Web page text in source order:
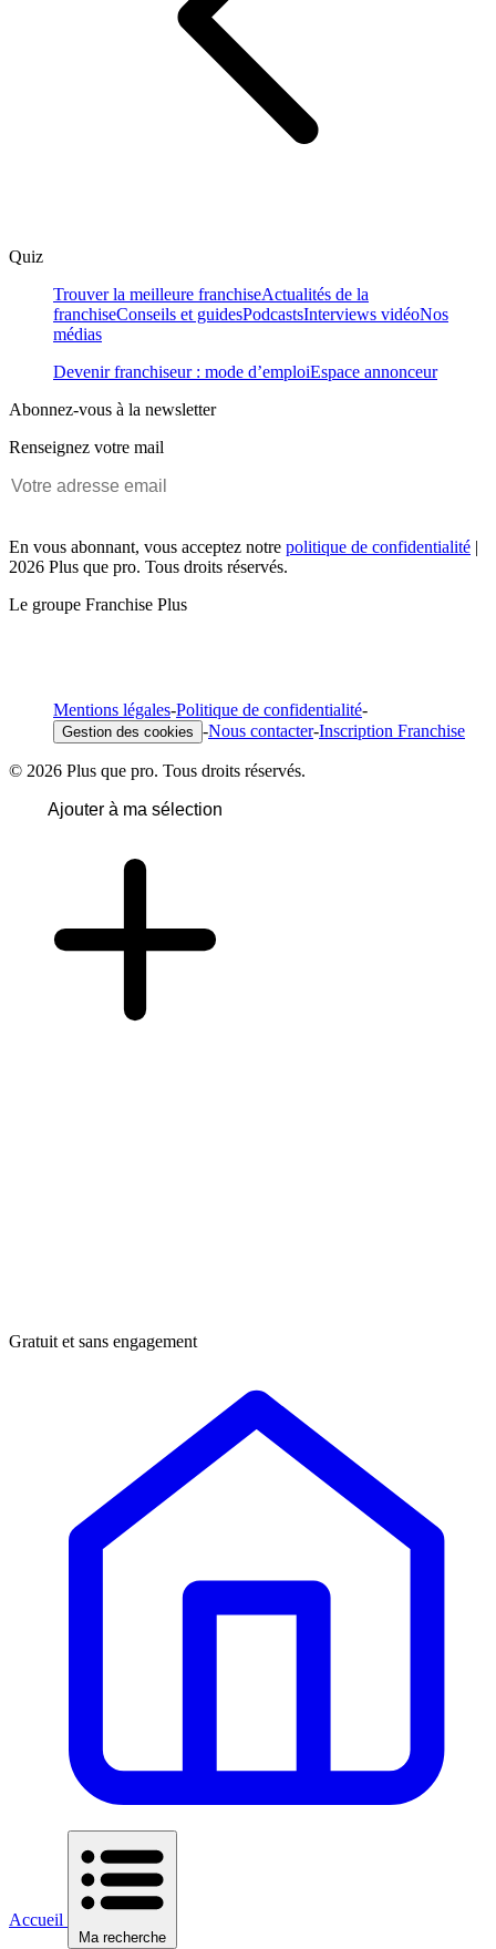
Quiz
Trouver la meilleure franchiseActualités de la
franchiseConseils et guidesPodcastsInterviews vidéoNos
médias
Devenir franchiseur : mode d’emploiEspace annonceur
Abonnez-vous à la newsletter
Renseignez votre mail
En vous abonnant, vous acceptez notre politique de confidentialité |
2026 Plus que pro. Tous droits réservés.
Le groupe Franchise Plus
Mentions légales-Politique de confidentialité-
Gestion des cookies -Nous contacter-Inscription Franchise
© 2026 Plus que pro. Tous droits réservés.
Ajouter à ma sélection
Gratuit et sans engagement
Accueil
Ma recherche